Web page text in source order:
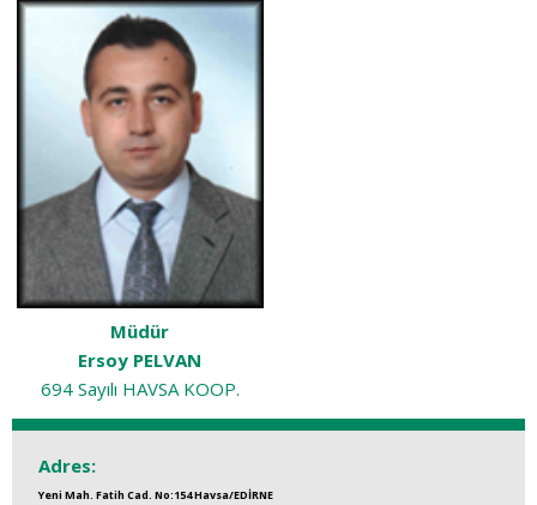
Müdür
Ersoy PELVAN
694 Sayılı HAVSA KOOP.
Adres:
Yeni Mah. Fatih Cad. No:154 Havsa/EDİRNE